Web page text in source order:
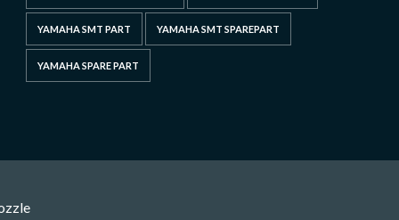
YAMAHA SMT PART YAMAHA SMT SPAREPART
YAMAHA SPARE PART